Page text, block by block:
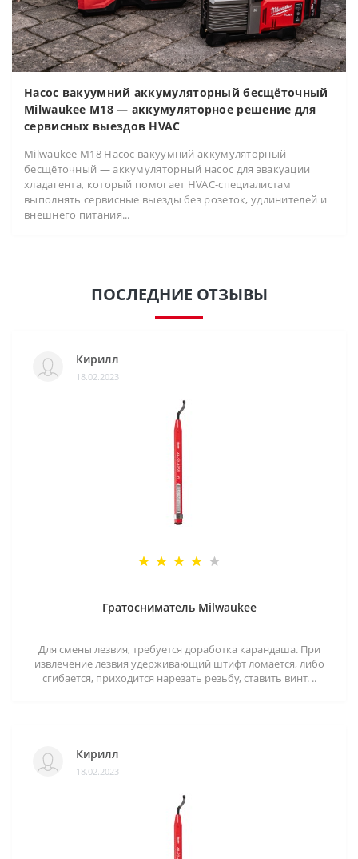
Насос вакуумний аккумуляторный бесщёточный
Milwaukee M18 — аккумуляторное решение для
сервисных выездов HVAC
Milwaukee M18 Насос вакуумний аккумуляторный
бесщёточный — аккумуляторный насос для эвакуации
хладагента, который помогает HVAC-специалистам
выполнять сервисные выезды без розеток, удлинителей и
внешнего питания...
ПОСЛЕДНИЕ ОТЗЫВЫ
Кирилл
18.02.2023
Гратосниматель Milwaukee
Для смены лезвия, требуется доработка карандаша. При
извлечение лезвия удерживающий штифт ломается, либо
сгибается, приходится нарезать резьбу, ставить винт. ..
Кирилл
18.02.2023